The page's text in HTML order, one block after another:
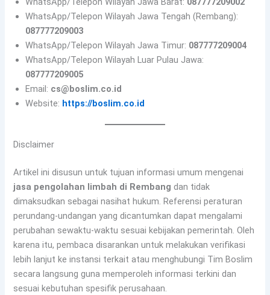
WhatsApp/Telepon Wilayah Jawa Tengah (Rembang):
087777209003
WhatsApp/Telepon Wilayah Jawa Timur: 087777209004
WhatsApp/Telepon Wilayah Luar Pulau Jawa:
087777209005
Email: cs@boslim.co.id
Website: https://boslim.co.id
Disclaimer
Artikel ini disusun untuk tujuan informasi umum mengenai
jasa pengolahan limbah di Rembang dan tidak
dimaksudkan sebagai nasihat hukum. Referensi peraturan
perundang-undangan yang dicantumkan dapat mengalami
perubahan sewaktu-waktu sesuai kebijakan pemerintah. Oleh
karena itu, pembaca disarankan untuk melakukan verifikasi
lebih lanjut ke instansi terkait atau menghubungi Tim Boslim
secara langsung guna memperoleh informasi terkini dan
sesuai kebutuhan spesifik perusahaan.